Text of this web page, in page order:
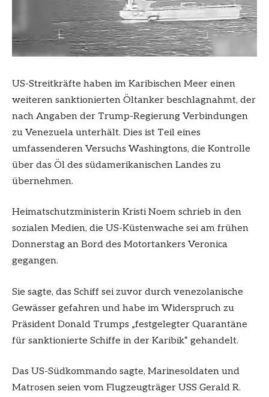
US-Streitkräfte haben im Karibischen Meer einen
weiteren sanktionierten Öltanker beschlagnahmt, der
nach Angaben der Trump-Regierung Verbindungen
zu Venezuela unterhält. Dies ist Teil eines
umfassenderen Versuchs Washingtons, die Kontrolle
über das Öl des südamerikanischen Landes zu
übernehmen.
Heimatschutzministerin Kristi Noem schrieb in den
sozialen Medien, die US-Küstenwache sei am frühen
Donnerstag an Bord des Motortankers Veronica
gegangen.
Sie sagte, das Schiff sei zuvor durch venezolanische
Gewässer gefahren und habe im Widerspruch zu
Präsident Donald Trumps „festgelegter Quarantäne
für sanktionierte Schiffe in der Karibik“ gehandelt.
Das US-Südkommando sagte, Marinesoldaten und
Matrosen seien vom Flugzeugträger USS Gerald R.